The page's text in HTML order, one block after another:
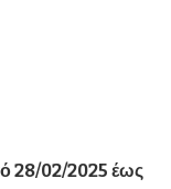
28/02/2025 έως